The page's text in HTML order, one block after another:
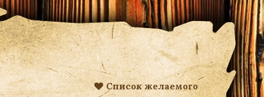
Список желаемого